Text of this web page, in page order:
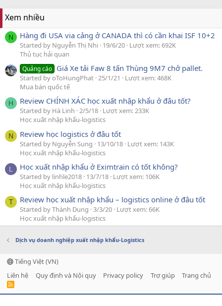
Xem nhiều
N Hàng đi USA via cảng ở CANADA thì có cần khai ISF 10+2
Started by Nguyễn Thị Nhi 19/6/20 Lượt xem: 692K
Thủ tục hải quan
Quảng cáo Giá Xe tải Faw 8 tấn Thùng 9M7 chở pallet.
Started by oToHungPhat 25/1/21
Lượt xem: 468K
Mua bán quốc tế
H Review CHÍNH XÁC học xuất nhập khẩu ở đâu tốt?
Started by Hà Linh 2/5/18 Lượt xem: 233K
Học xuất nhập khẩu-logistics
N Review học logistics ở đâu tốt
Started by Nguyễn Sung 13/10/18 Lượt xem: 143K
Học xuất nhập khẩu-logistics
L Học xuất nhập khẩu ở Eximtrain có tốt không?
Started by linhle2018 13/7/18 Lượt xem: 106K
Học xuất nhập khẩu-logistics
T Review học xuất nhập khẩu – logistics online ở đâu tốt
Started by Thành Dung 3/3/20 Lượt xem: 66K
Học xuất nhập khẩu-logistics
Dịch vụ doanh nghiệp xuất nhập khẩu-Logistics
Tiếng Việt (VN)
Liên hệ
Quy định và Nội quy Privacy policy Trợ giúp Trang chủ
R